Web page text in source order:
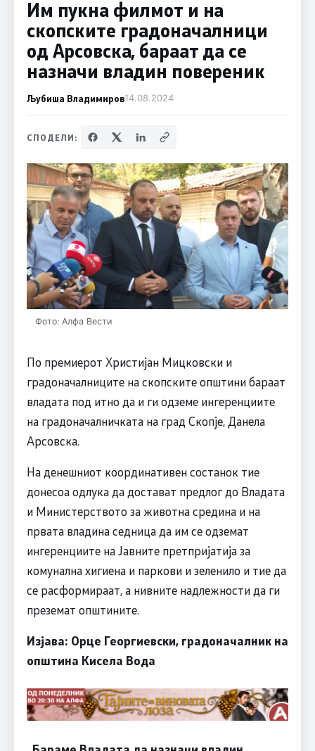
Им пукна филмот и на
скопските градоначалници
од Арсовска, бараат да се
назначи владин повереник
Љубиша Владимиров14.08.2024
СПОДЕЛИ:
Фото: Алфа Вести
По премиерот Христијан Мицковски и
градоначалниците на скопските општини бараат
владата под итно да и ги одземе ингеренциите
на градоначалничката на град Скопје, Данела
Арсовска.
На денешниот координативен состанок тие
донесоа одлука да достават предлог до Владата
и Министерството за животна средина и на
првата владина седница да им се одземат
ингеренциите на Јавните претпријатија за
комунална хигиена и паркови и зеленило и тие да
се расформираат, а нивните надлежности да ги
преземат општините.
Изјава: Орце Георгиевски, градоначалник на
општина Кисела Вода